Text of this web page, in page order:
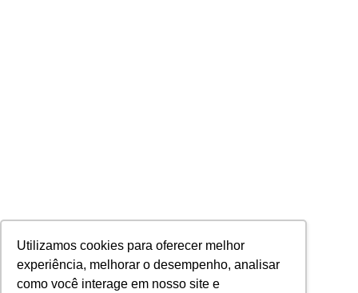
Utilizamos cookies para oferecer melhor
experiência, melhorar o desempenho, analisar
como você interage em nosso site e